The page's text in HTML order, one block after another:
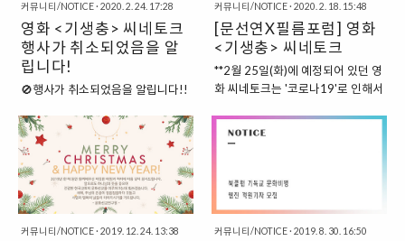
록 우리 모두의 삶은 더욱 가까워지
고 연결되어야 할 것입니다. 우리의
영화제가 그런 하나의 의미있는 접
속점이 되기를 소망합니다." - 글
"우리가 다시 이어져야할 이유" 중
www.cricum.org/1641 영화제 프
로그래머가 선정한 기독영화 상영,
영화에 대한 심도 깊은 기독교적 논
의 등 '이음'에 대한 다양한 신앙적
이야기들이 펼쳐지는 축제에 초대
합니다! ※ 영화제는 좌석 간 거리
두기(1관 3..
(New Normal)을 맞이하게 될 것이
란 예측이 강력하게 제기되고 있다.
이에 본 시네포럼에서 변화하는 사
회문화적 환경, 특히 코로나19를 분
기점으로 우리 사회의 많은 것이 달
상황에서 우리 사회와 교회가 나아
가야 할 방향으로서 접촉과 관계, 이
름포럼 1관 공동주최: 서울국..
커뮤니티/NOTICE· 2020. 2. 24. 17:28
영화 <기생충> 씨네토크
행사가 취소되었음을 알
립니다!
🚫행사가 취소되었음을 알립니다!!
영화 씨네토크는 '코로나19'로 인해
서 취소 되었습니다. 관심 가져주신
분들 양해 부탁드리며, 다음 기회에
찾아뵙겠습니다.
커뮤니티/NOTICE· 2020. 2. 18. 15:48
[문선연X필름포럼] 영화
<기생충> 씨네토크
**2월 25일(화)에 예정되어 있던 영
화 씨네토크는 '코로나19'로 인해서
아뵙겠습니다. 짜장라면이 유독 땡
화 이 제92회 미국 아카데미 시상식
에서 4관왕을 수상하면서 다시금
영화에 대한 대중의 관심이 높아지
고 있습니다. 이에 문화선교연구원
커뮤니티/NOTICE· 2019. 12. 24. 13:38 커뮤니티/NOTICE· 2019. 8. 30. 16:50